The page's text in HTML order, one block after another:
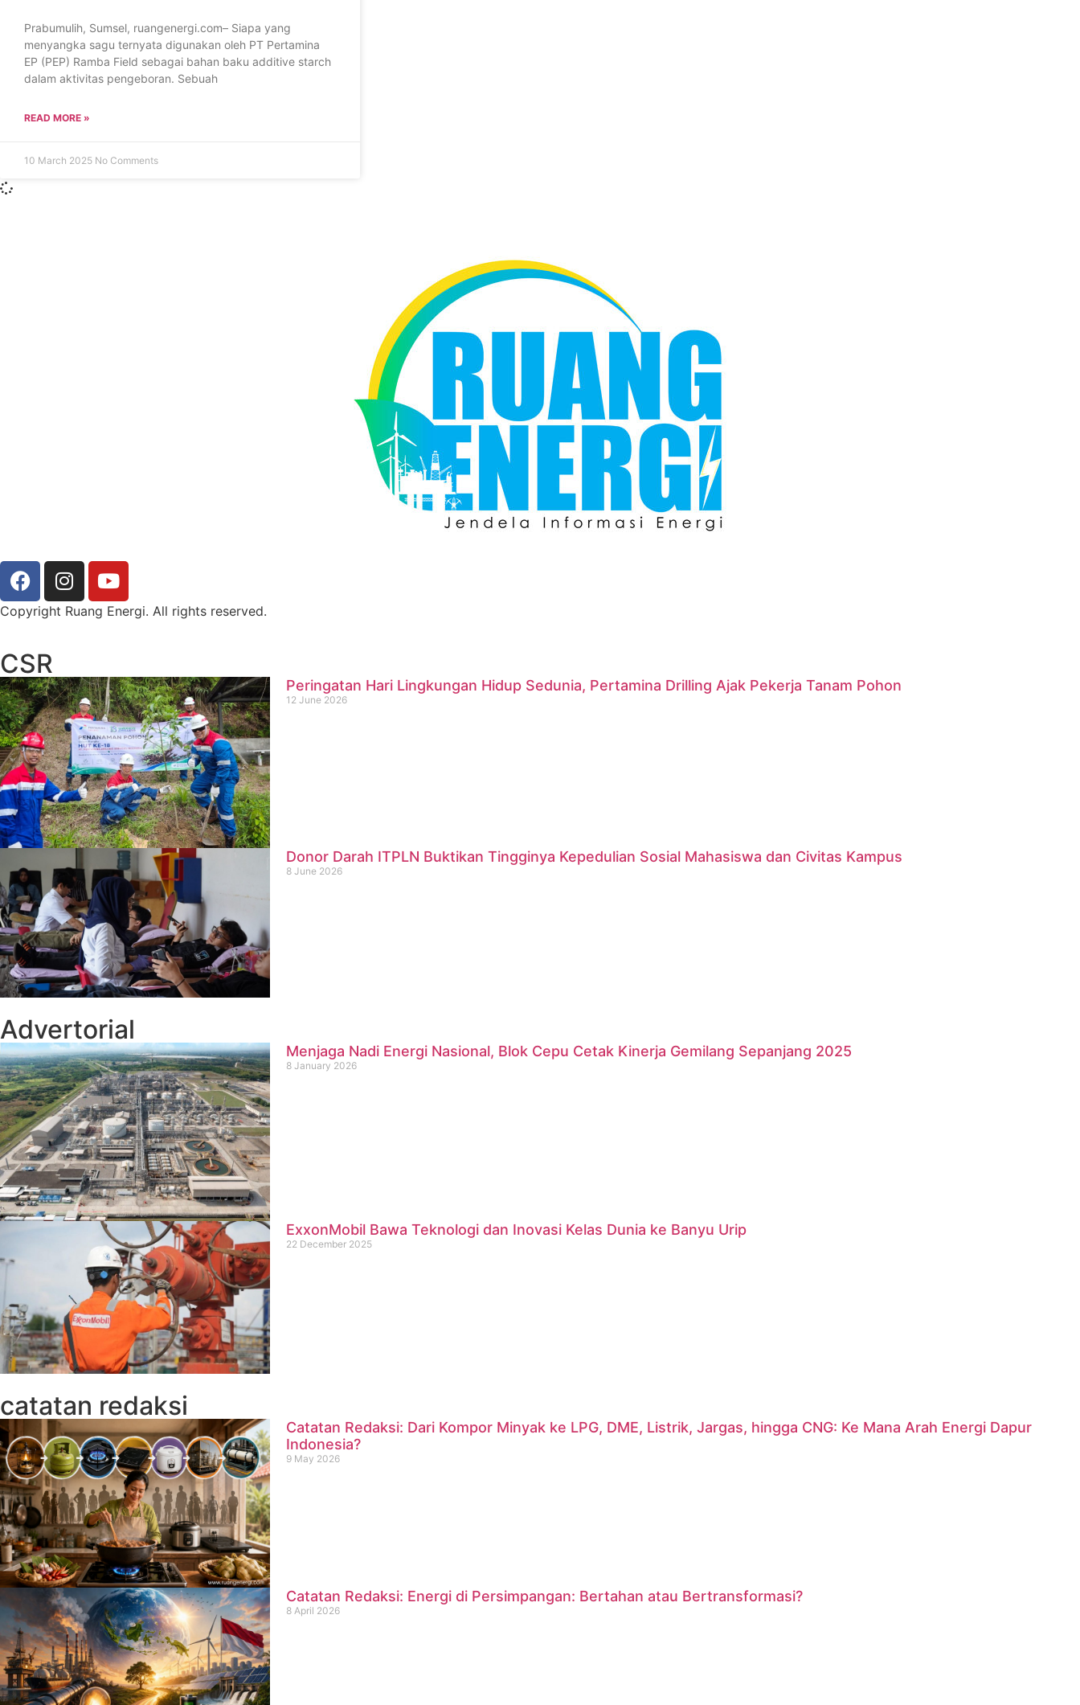
Prabumulih, Sumsel, ruangenergi.com– Siapa yang
menyangka sagu ternyata digunakan oleh PT Pertamina
EP (PEP) Ramba Field sebagai bahan baku additive starch
dalam aktivitas pengeboran. Sebuah
READ MORE »
10 March 2025 No Comments
Copyright Ruang Energi. All rights reserved.
CSR
Peringatan Hari Lingkungan Hidup Sedunia, Pertamina Drilling Ajak Pekerja Tanam Pohon
12 June 2026
Donor Darah ITPLN Buktikan Tingginya Kepedulian Sosial Mahasiswa dan Civitas Kampus
8 June 2026
Advertorial
Menjaga Nadi Energi Nasional, Blok Cepu Cetak Kinerja Gemilang Sepanjang 2025
8 January 2026
ExxonMobil Bawa Teknologi dan Inovasi Kelas Dunia ke Banyu Urip
22 December 2025
catatan redaksi
Catatan Redaksi: Dari Kompor Minyak ke LPG, DME, Listrik, Jargas, hingga CNG: Ke Mana Arah Energi Dapur
Indonesia?
9 May 2026
Catatan Redaksi: Energi di Persimpangan: Bertahan atau Bertransformasi?
8 April 2026